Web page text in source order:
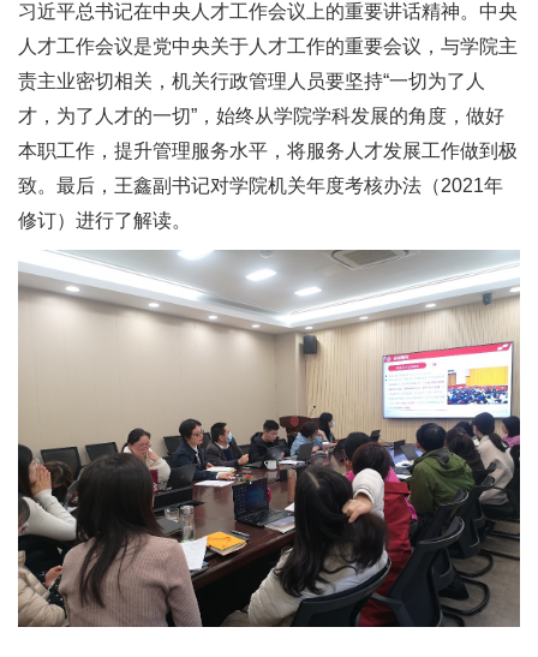
习近平总书记在中央人才工作会议上的重要讲话精神。中央
人才工作会议是党中央关于人才工作的重要会议，与学院主
责主业密切相关，机关行政管理人员要坚持“一切为了人
才，为了人才的一切”，始终从学院学科发展的角度，做好
本职工作，提升管理服务水平，将服务人才发展工作做到极
致。最后，王鑫副书记对学院机关年度考核办法（2021年
修订）进行了解读。